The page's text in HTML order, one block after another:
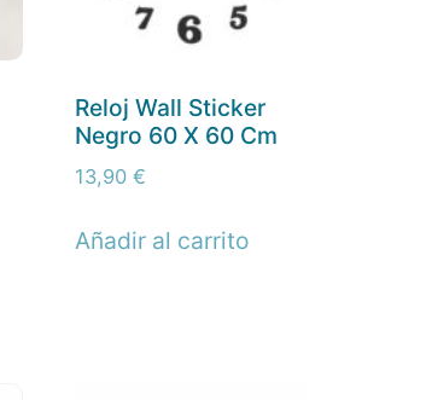
Reloj Wall Sticker
Negro 60 X 60 Cm
13,90€
Añadir al carrito